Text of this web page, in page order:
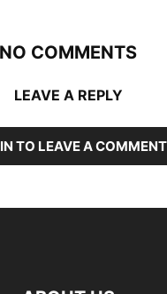
NO COMMENTS
LEAVE A REPLY
TO LEAVE A COMMENT